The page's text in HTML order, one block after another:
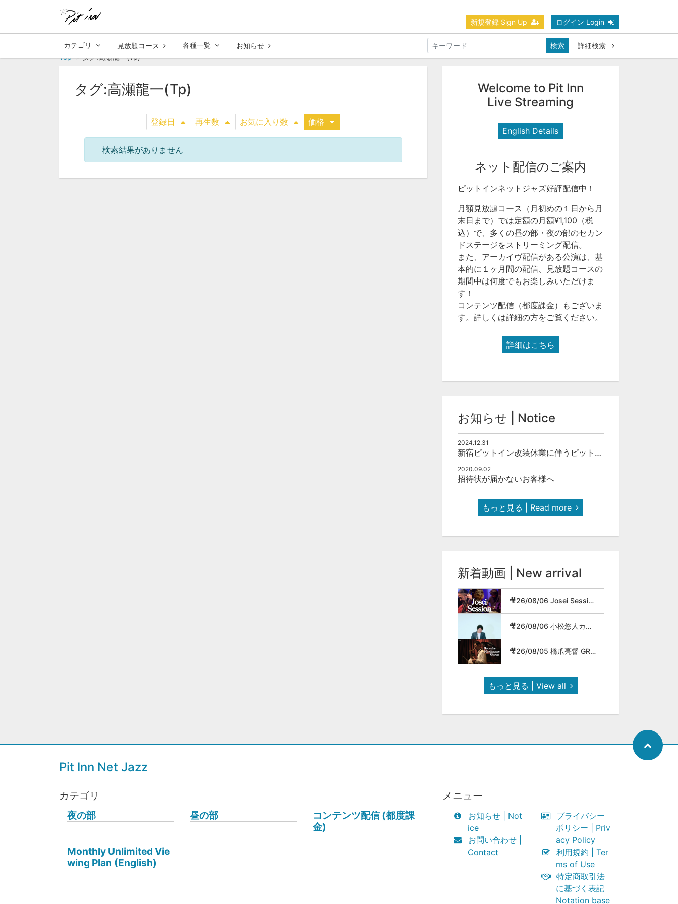
新規登録 Sign Up ログイン Login
カテゴリ 見放題コース 各種一覧 お知らせ 検索
詳細検索
Top
タグ:高瀬龍一(Tp)
タグ:高瀬龍一(Tp)
登録日 再生数 お気に入り数 価格
検索結果がありません
Welcome to Pit Inn
Live Streaming
English Details
ネット配信のご案内
ピットインネットジャズ好評配信中！
月額見放題コース（月初めの１日から月
末日まで）では定額の月額¥1,100（税
込）で、多くの昼の部・夜の部のセカン
ドステージをストリーミング配信。
また、アーカイヴ配信がある公演は、基
本的に１ヶ月間の配信、見放題コースの
期間中は何度でもお楽しみいただけま
す！
コンテンツ配信（都度課金）もございま
す。詳しくは詳細の方をご覧ください。
詳細はこちら
お知らせ | Notice
2024.12.31
新宿ピットイン改装休業に伴うピットインネットジャズのご案内
2020.09.02
招待状が届かないお客様へ
もっと見る | Read more
新着動画 | New arrival
🎥26/08/06 Josei Session
🎥26/08/06 小松悠人カルテット
🎥26/08/05 橋爪亮督 GROUP
もっと見る | View all
Pit Inn Net Jazz
カテゴリ
夜の部
昼の部
コンテンツ配信 (都度課
金)
Monthly Unlimited Vie
wing Plan (English)
メニュー
お知らせ | Not
ice
お問い合わせ |
Contact
プライバシー
ポリシー | Priv
acy Policy
利用規約 | Ter
ms of Use
特定商取引法
に基づく表記
Notation base